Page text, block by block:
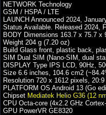
NETWORK Technology
GSM / HSPA / LTE
LAUNCH Announced 2024,
Status Available. Released 2024,
BODY Dimensions 163.7 x 75.7
Weight 204 g (7.20 oz)
Build Glass front, plastic back,
SIM Dual SIM (Nano-SIM, dual
DISPLAY Type IPS LCD, 90Hz,
Size 6.6 inches, 104.6 cm2
Resolution 720 x 1612 pixels,
PLATFORM OS Android 13 (Go
Chipset Mediatek Helio G36 (12
CPU Octa-core (4x2.2 GHz
GPU PowerVR GE8320